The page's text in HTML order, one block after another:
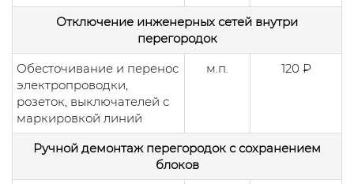
Отключение инженерных сетей внутри
перегородок
Обесточивание и перенос
электропроводки,
розеток, выключателей с
маркировкой линий
м.п. 120 ₽
Ручной демонтаж перегородок с сохранением
блоков